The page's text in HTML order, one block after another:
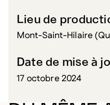
Lieu de
Mont-Saint-Hilaire
Date de mise à
17 octobre 2024